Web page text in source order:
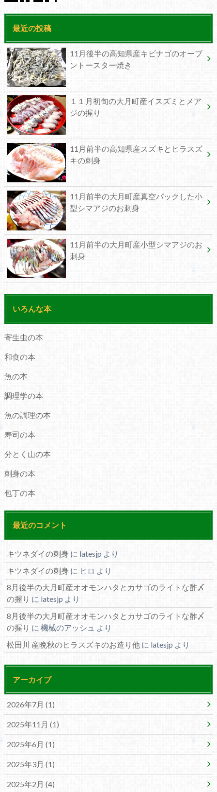
最近の投稿
11月後半の高知県産キビナゴのオーブ
ントースター焼き
１１月初旬の大月町産イスズミとメア
ジの握り
11月前半の高知県産スズキとヒラスズ
キの刺身
11月前半の大月町産真空パックした小
型シマアジのお刺身
11月前半の大月町産小型シマアジのお
刺身
いろんな本
寄生虫の本
和食の本
魚の本
調理学の本
魚の調理の本
寿司の本
分とく山の本
刺身の本
包丁の本
最近のコメント
キツネダイの刺身 に latesjp より
キツネダイの刺身 に ヒロ より
8月後半の大月町産オオモンハタとカサゴのライトな酢〆
の握り に latesjp より
8月後半の大月町産オオモンハタとカサゴのライトな酢〆
の握り に 機械のアッシュ より
松田川 産晩秋のヒラスズキのお造り他 に latesjp より
アーカイブ
2026年7月 (1)
2025年11月 (1)
2025年6月 (1)
2025年3月 (1)
2025年2月 (4)